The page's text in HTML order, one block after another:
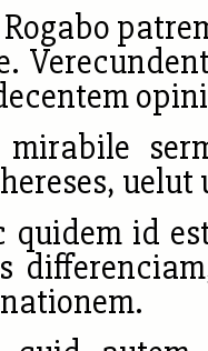
mirabile
quidem id